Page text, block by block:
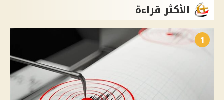
الأكثر قراءة
1